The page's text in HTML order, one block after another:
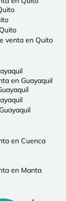
venta en Quito
en Guayaquil
en Cuenca
en Manta